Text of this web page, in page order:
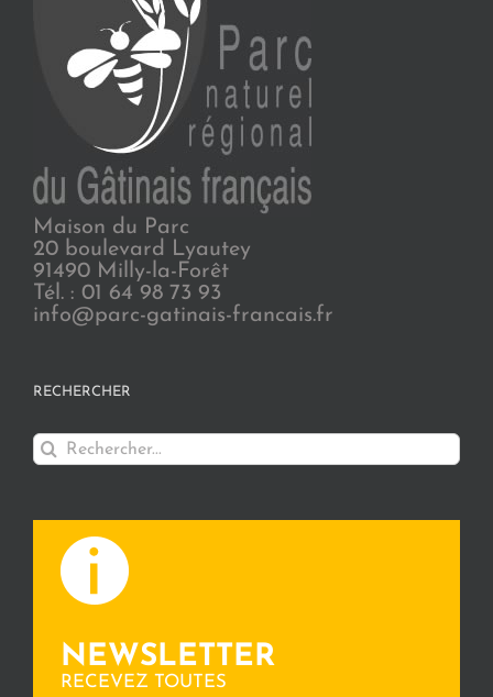
Maison du Parc
20 boulevard Lyautey
91490 Milly-la-Forêt
Tél. : 01 64 98 73 93
info@parc-gatinais-francais.fr
RECHERCHER
Rechercher:
NEWSLETTER
RECEVEZ TOUTES